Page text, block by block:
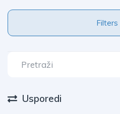
Usporedi